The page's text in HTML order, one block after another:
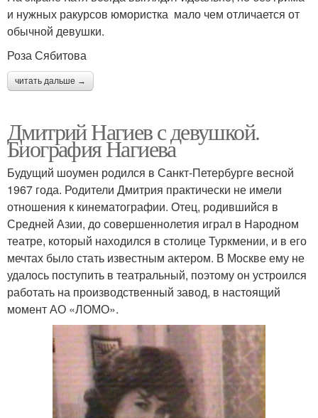
и нужных ракурсов юмористка мало чем отличается от
обычной девушки.
Роза Сябитова
читать дальше →
Дмитрий Нагиев с девушкой.
Биография Нагиева
Будущий шоумен родился в Санкт-Петербурге весной
1967 года. Родители Дмитрия практически не имели
отношения к кинематографии. Отец, родившийся в
Средней Азии, до совершеннолетия играл в Народном
театре, который находился в столице Туркмении, и в его
мечтах было стать известным актером. В Москве ему не
удалось поступить в театральный, поэтому он устроился
работать на производственный завод, в настоящий
момент АО «ЛОМО».